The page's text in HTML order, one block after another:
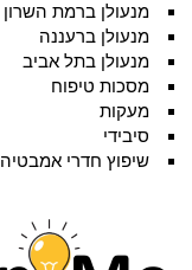
מנעולן ברמת השרון
מנעולן ברעננה
מנעולן בתל אביב
מסכות טיפוח
מעקות
סיבידי
שיפוץ חדרי אמבטיה